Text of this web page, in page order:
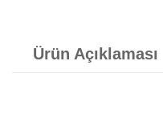
Ürün Açıklaması